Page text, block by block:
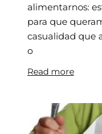
alimentarnos:
para que
casualidad que
o
Read more